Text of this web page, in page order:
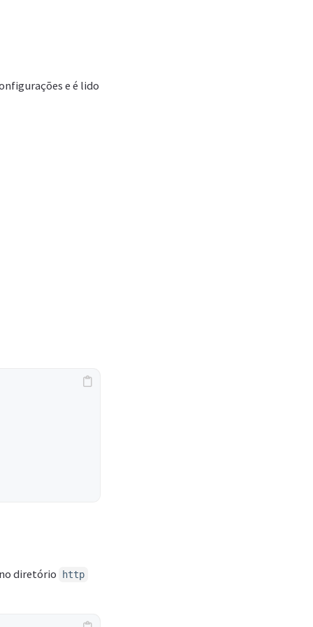
e é lido
diretório http